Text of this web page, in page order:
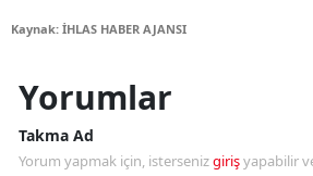
Kaynak: İHLAS HABER AJANSI
Yorumlar
Takma Ad
Yorum yapmak için, istersenizgirişyapabilir